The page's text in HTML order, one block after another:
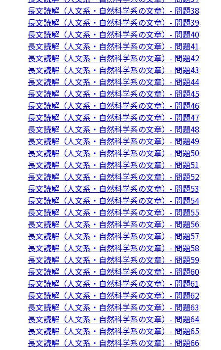
長文読解（人文系・自然科学系の文章）- 問題38
長文読解（人文系・自然科学系の文章）- 問題39
長文読解（人文系・自然科学系の文章）- 問題40
長文読解（人文系・自然科学系の文章）- 問題41
長文読解（人文系・自然科学系の文章）- 問題42
長文読解（人文系・自然科学系の文章）- 問題43
長文読解（人文系・自然科学系の文章）- 問題44
長文読解（人文系・自然科学系の文章）- 問題45
長文読解（人文系・自然科学系の文章）- 問題46
長文読解（人文系・自然科学系の文章）- 問題47
長文読解（人文系・自然科学系の文章）- 問題48
長文読解（人文系・自然科学系の文章）- 問題49
長文読解（人文系・自然科学系の文章）- 問題50
長文読解（人文系・自然科学系の文章）- 問題51
長文読解（人文系・自然科学系の文章）- 問題52
長文読解（人文系・自然科学系の文章）- 問題53
長文読解（人文系・自然科学系の文章）- 問題54
長文読解（人文系・自然科学系の文章）- 問題55
長文読解（人文系・自然科学系の文章）- 問題56
長文読解（人文系・自然科学系の文章）- 問題57
長文読解（人文系・自然科学系の文章）- 問題58
長文読解（人文系・自然科学系の文章）- 問題59
長文読解（人文系・自然科学系の文章）- 問題60
長文読解（人文系・自然科学系の文章）- 問題61
長文読解（人文系・自然科学系の文章）- 問題62
長文読解（人文系・自然科学系の文章）- 問題63
長文読解（人文系・自然科学系の文章）- 問題64
長文読解（人文系・自然科学系の文章）- 問題65
長文読解（人文系・自然科学系の文章）- 問題66